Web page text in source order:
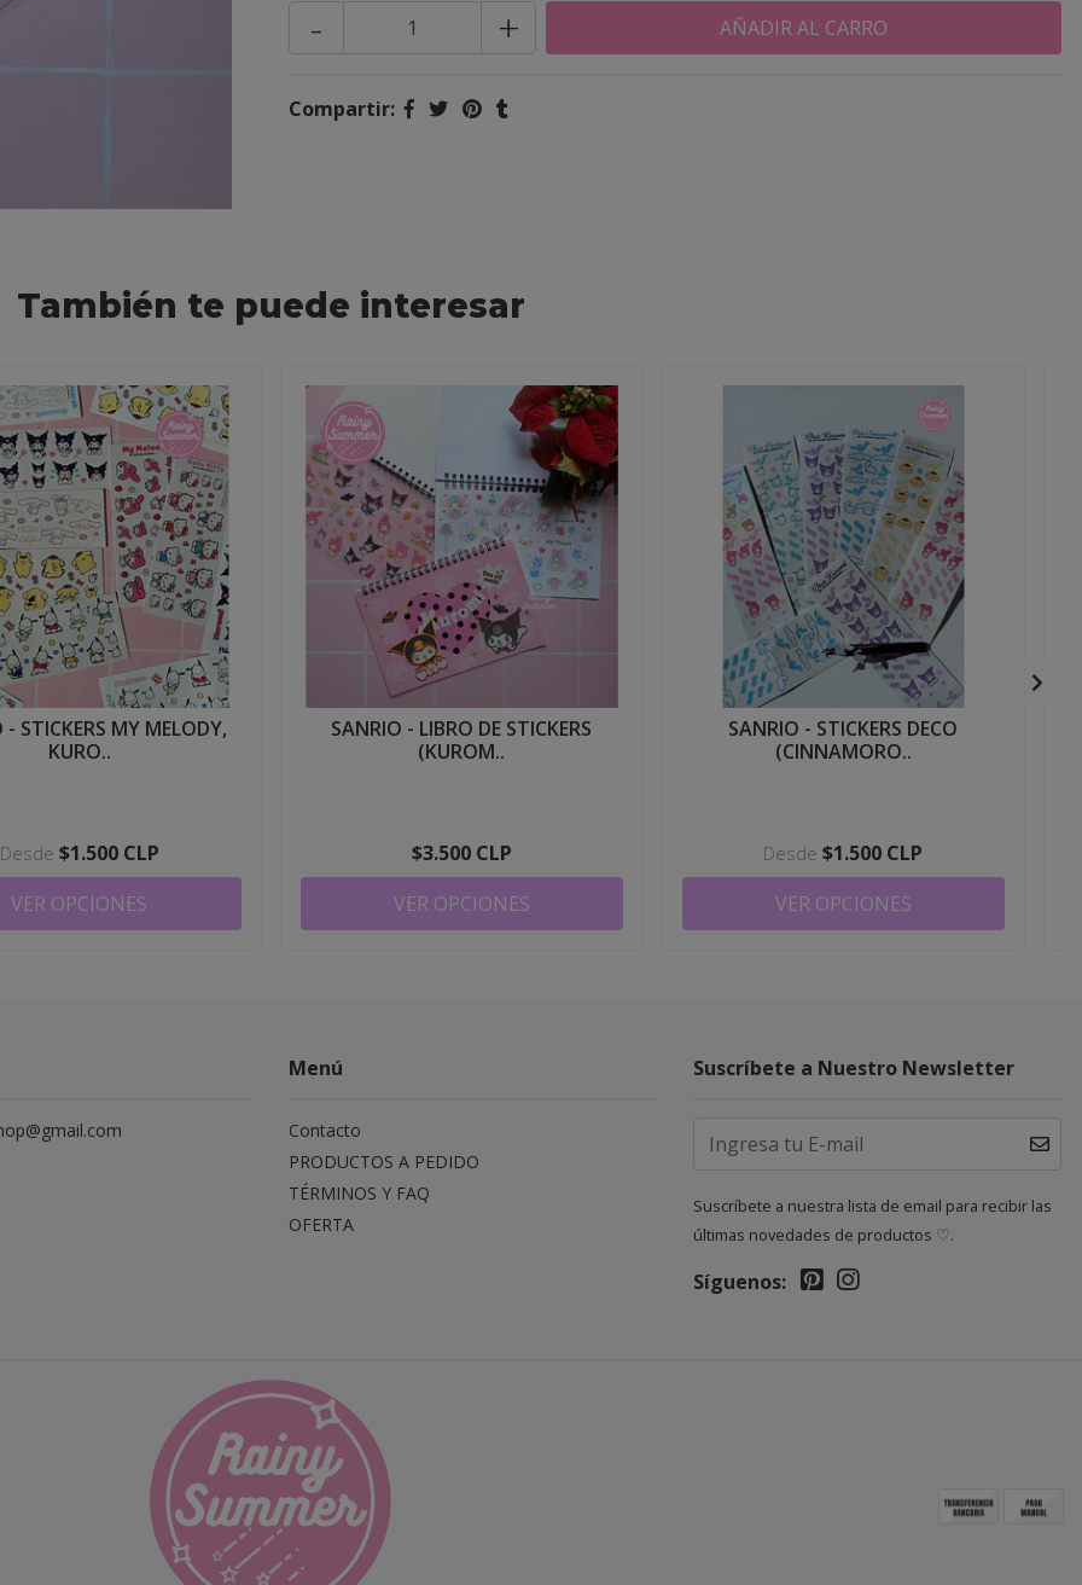
+
-
Compartir:
También te puede interesar
- STICKERS MY MELODY,
KURO..
Desde $1.500 CLP
VER OPCIONES
SANRIO - LIBRO DE STICKERS
(KUROM..
$3.500 CLP
VER OPCIONES
SANRIO - STICKERS DECO
(CINNAMORO..
Desde$1.500 CLP
VER OPCIONES
Menú
Contacto
PRODUCTOS A PEDIDO
TÉRMINOS Y FAQ
OFERTA
Suscríbete a Nuestro Newsletter
Suscríbete a nuestra lista de email para recibir las
últimas novedades de productos ♡.
Síguenos: